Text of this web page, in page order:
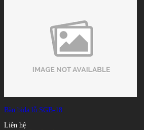
Bàn bida lỗ SGB-18
Liên hệ